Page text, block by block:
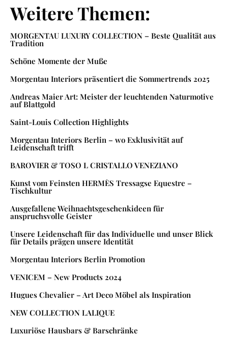
Weitere Themen:
MORGENTAU LUXURY COLLECTION – Beste Qualität aus
Tradition
Schöne Momente der Muße
Morgentau Interiors präsentiert die Sommertrends 2025
Andreas Maier Art: Meister der leuchtenden Naturmotive
auf Blattgold
Saint-Louis Collection Highlights
Morgentau Interiors Berlin – wo Exklusivität auf
Leidenschaft trifft
BAROVIER & TOSO L CRISTALLO VENEZIANO
Kunst vom Feinsten HERMÈS Tressagse Equestre –
Tischkultur
Ausgefallene Weihnachtsgeschenkideen für
anspruchsvolle Geister
Unsere Leidenschaft für das Individuelle und unser Blick
für Details prägen unsere Identität
Morgentau Interiors Berlin Promotion
VENICEM – New Products 2024
Hugues Chevalier – Art Deco Möbel als Inspiration
NEW COLLECTION LALIQUE
Luxuriöse Hausbars & Barschränke